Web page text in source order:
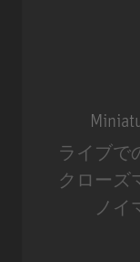
ライブで
クローズ
ノイ